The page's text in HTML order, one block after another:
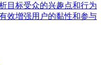
目标受众的兴趣点和行为
效增强用户的黏性和参与